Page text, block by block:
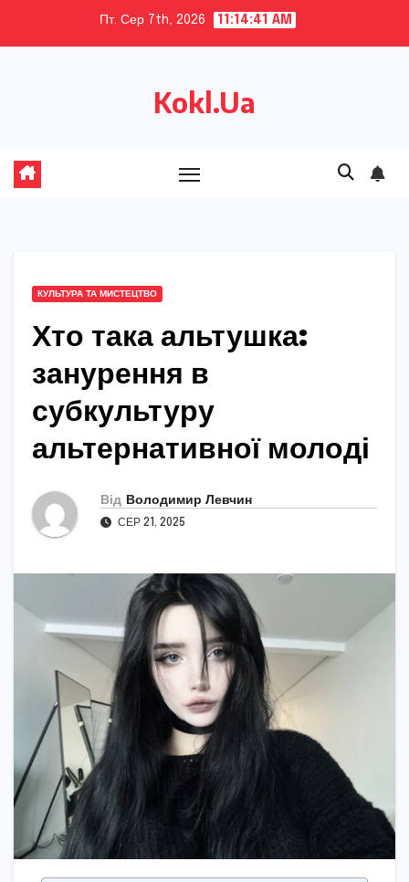
Пт. Сер 7th, 2026 11:14:43 AM
Kokl.Ua
КУЛЬТУРА ТА МИСТЕЦТВО
Хто така альтушка:
занурення в
субкультуру
альтернативної молоді
Від Володимир Левчин
СЕР 21, 2025